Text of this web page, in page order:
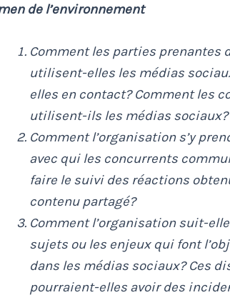
de l’environnement
Comment les parties prenantes
utilisent-elles les médias
elles en contact? Comment les
utilisent-ils les médias sociaux?
Comment l’organisation s’y
avec qui les concurrents
faire le suivi des réactions
contenu partagé?
Comment l’organisation suit-
sujets ou les enjeux qui font
dans les médias sociaux? Ces
pourraient-elles avoir des